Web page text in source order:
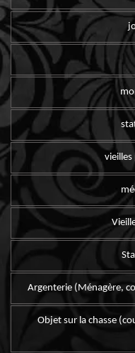
vieilles
Argenterie (Ménagère,
Objet sur la chasse